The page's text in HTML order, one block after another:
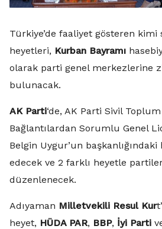
Türkiye’de faaliyet gösteren
heyetleri, Kurban Bayramı
olarak parti genel merkezlerine
bulunacak.
AK Parti‘de, AK Parti Sivil
Bağlantılardan Sorumlu Genel
Belgin Uygur’un
edecek ve 2 farklı heyetle
düzenlenecek.
Adıyaman Milletvekili Resul Kur
heyet, HÜDA PAR, BBP, İyi Parti